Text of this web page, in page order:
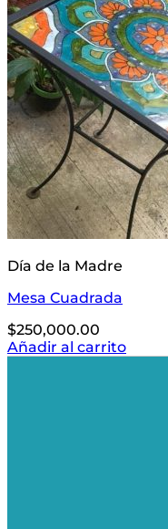
Día de la Madre
Mesa Cuadrada
$250,000.00
Añadir al carrito